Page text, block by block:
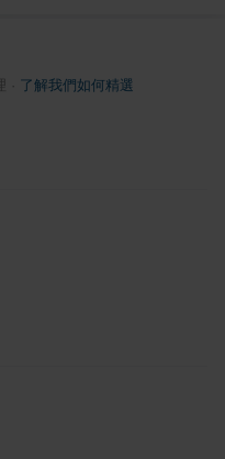
了解我們如何精選